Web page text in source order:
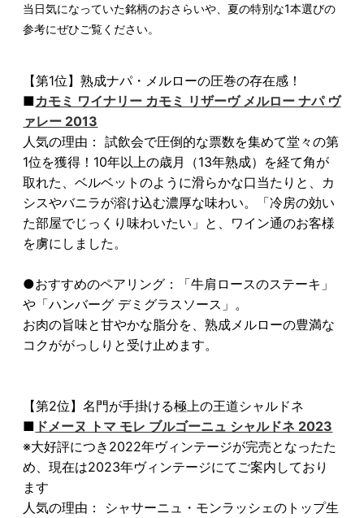
当日気になっていた銘柄のおさらいや、夏の特別な1本選びの
参考にぜひご覧ください。
【第1位】熟成ナパ・メルローの圧巻の存在感！
■カモミ ワイナリー カモミ リザーヴ メルロー ナパ ヴ
ァレー 2013
人気の理由： 試飲会で圧倒的な票数を集めて堂々の第
1位を獲得！10年以上の歳月（13年熟成）を経て角が
取れた、ベルベットのように滑らかな口当たりと、カ
シスやバニラが溶け込む濃厚な味わい。「冷房の効い
た部屋でじっくり味わいたい」と、ワイン通のお客様
を虜にしました。
●おすすめのペアリング：「牛肩ロースのステーキ」
や「ハンバーグ デミグラスソース」。
お肉の旨味と甘やかな脂分を、熟成メルローの豊満な
コクががっしりと受け止めます。
【第2位】名門が手掛ける極上の王道シャルドネ
■ ドメーヌ トマ モレ ブルゴーニュ シャルドネ 2023
※大好評につき2022年ヴィンテージが完売となったた
め、現在は2023年ヴィンテージにてご案内しており
ます
人気の理由： シャサーニュ・モンラッシェのトップ生